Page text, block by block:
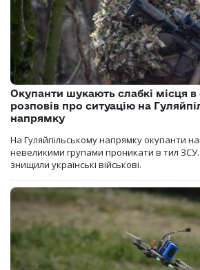
Окупанти шукають слабкі місця
розповів про ситуацію на
напрямку
На Гуляйпільському напрямку окупанти
невеликими групами проникати в тил ЗСУ.
знищили українські військові.